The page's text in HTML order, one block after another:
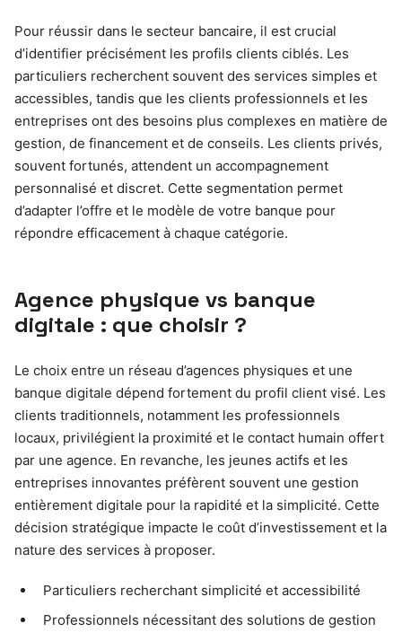
Pour réussir dans le secteur bancaire, il est crucial
d’identifier précisément les profils clients ciblés. Les
particuliers recherchent souvent des services simples et
accessibles, tandis que les clients professionnels et les
entreprises ont des besoins plus complexes en matière de
gestion, de financement et de conseils. Les clients privés,
souvent fortunés, attendent un accompagnement
personnalisé et discret. Cette segmentation permet
d’adapter l’offre et le modèle de votre banque pour
répondre efficacement à chaque catégorie.
Agence physique vs banque
digitale : que choisir ?
Le choix entre un réseau d’agences physiques et une
banque digitale dépend fortement du profil client visé. Les
clients traditionnels, notamment les professionnels
locaux, privilégient la proximité et le contact humain offert
par une agence. En revanche, les jeunes actifs et les
entreprises innovantes préfèrent souvent une gestion
entièrement digitale pour la rapidité et la simplicité. Cette
décision stratégique impacte le coût d’investissement et la
nature des services à proposer.
Particuliers recherchant simplicité et accessibilité
Professionnels nécessitant des solutions de gestion